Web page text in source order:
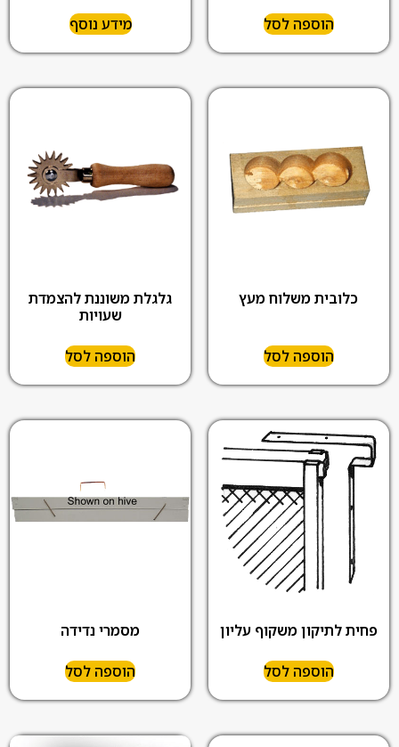
הוספה לסל מידע נוסף
כלובית משלוח מעץ
הוספה לסל
גלגלת משוננת להצמדת
שעויות
הוספה לסל
פחית לתיקון משקוף עליון
הוספה לסל
מסמרי נדידה
הוספה לסל